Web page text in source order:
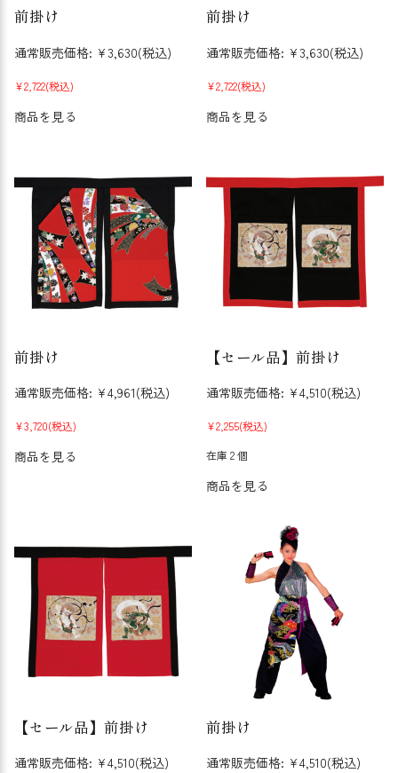
前掛け
通常販売価格: ¥3,630(税込)
¥2,722(税込)
商品を見る
前掛け
通常販売価格: ¥3,630(税込)
¥2,722(税込)
商品を見る
前掛け
通常販売価格: ¥4,961(税込)
¥3,720(税込)
商品を見る
【セール品】前掛け
通常販売価格: ¥4,510(税込)
¥2,255(税込)
在庫 2 個
商品を見る
【セール品】前掛け
通常販売価格: ¥4,510(税込)
前掛け
通常販売価格: ¥4,510(税込)